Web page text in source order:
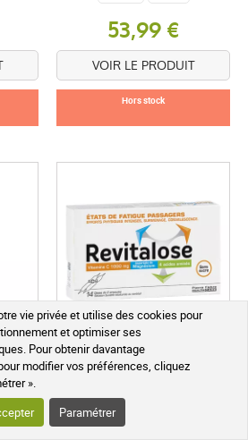
vie privée et utilise des cookies pour
et optimiser ses
Pour obtenir davantage
modifier vos préférences, cliquez
».
Paramétrer
53,99 €
VOIR LE PRODUIT
Hors stock
Revitalose 14 Ampoules
Buvables Asthénie